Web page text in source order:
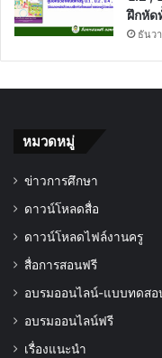
ฝึกหัด
ธันว
หมวดหมู่
ข่าวการศึกษา
ดาวน์โหลดสื่อ
ดาวน์โหลดไฟล์งานครู
สื่อการสอนฟรี
อบรมออนไลน์-แบบทดสอ
อบรมออนไลน์ฟรี
เรื่องแนะนำ